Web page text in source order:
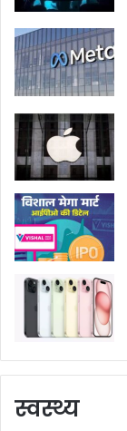
स्वस्थ्य